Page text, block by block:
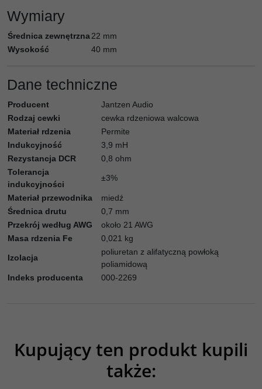
Wymiary
Średnica zewnętrzna22 mm
Wysokość
40 mm
Dane techniczne
Producent
Jantzen Audio
Rodzaj cewki
cewka rdzeniowa walcowa
Materiał rdzenia
Permite
Indukcyjność
3,9 mH
Rezystancja DCR
0,8 ohm
Tolerancja
indukcyjności
±3%
Materiał przewodnika
miedź
Średnica drutu
0,7 mm
Przekrój według AWG
około 21 AWG
Masa rdzenia Fe
0,021 kg
Izolacja
poliuretan z alifatyczną powłoką
poliamidową
Indeks producenta
000-2269
Kupujący ten produkt kupili
także: